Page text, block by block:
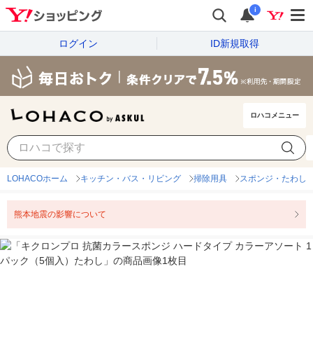
i
ログイン ID新規取得
ロハコメニュー
LOHACOホーム キッチン・バス・リビング 掃除用具 スポンジ・たわし
熊本地震の影響について